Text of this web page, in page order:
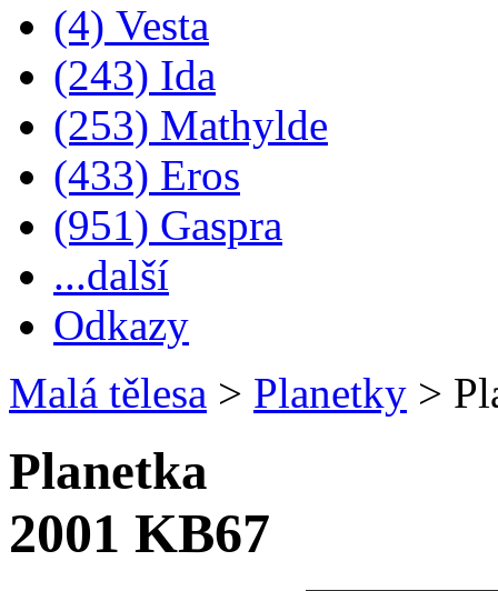
(4) Vesta
(243) Ida
(253) Mathylde
(433) Eros
(951) Gaspra
...další
Odkazy
Malá tělesa > Planetky >
Planetka
2001 KB67